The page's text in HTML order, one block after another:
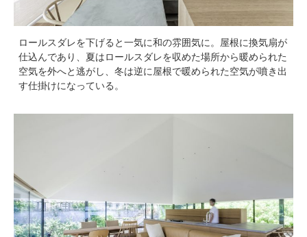
ロールスダレを下げると一気に和の雰囲気に。屋根に換気扇が
仕込んであり、夏はロールスダレを収めた場所から暖められた
空気を外へと逃がし、冬は逆に屋根で暖められた空気が噴き出
す仕掛けになっている。